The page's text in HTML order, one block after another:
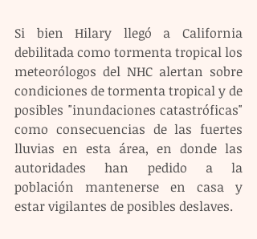
Si bien Hilary llegó a California
debilitada como tormenta tropical los
meteorólogos del NHC alertan sobre
condiciones de tormenta tropical y de
posibles "inundaciones catastróficas"
como consecuencias de las fuertes
lluvias en esta área, en donde las
autoridades han pedido a la
población mantenerse en casa y
estar vigilantes de posibles deslaves.